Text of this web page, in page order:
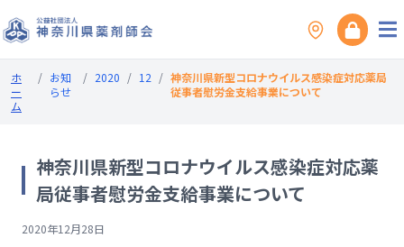
ホ
ー
ム
/ お知
らせ
/ 2020 / 12 / 神奈川県新型コロナウイルス感染症対応薬局
従事者慰労金支給事業について
神奈川県新型コロナウイルス感染症対応薬
局従事者慰労金支給事業について
2020年12月28日